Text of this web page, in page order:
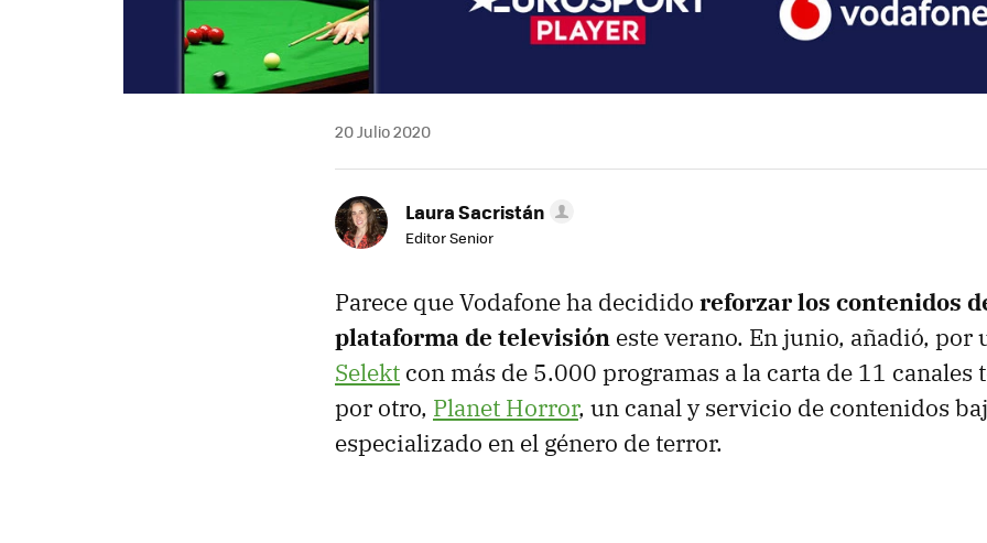
20 Julio 2020
Laura Sacristán
Editor Senior
Parece que Vodafone ha decidido reforzar los contenidos
plataforma de televisión este verano. En junio, añadió, por
Selekt con más de 5.000 programas a la carta de 11 canales
por otro, Planet Horror, un canal y servicio de contenidos
especializado en el género de terror.